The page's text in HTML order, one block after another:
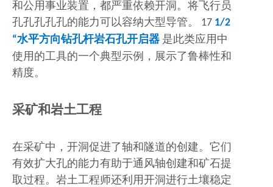
和公用事业装置，都严重依赖开洞。将飞行员
孔孔孔孔孔的能力可以容纳大型导管。 17 1/2
“水平方向钻孔杆岩石孔开启器 是此类应用中
使用的工具的一个典型示例，展示了鲁棒性和
精度。
采矿和岩土工程
在采矿中，开洞促进了轴和隧道的创建。它们
有效扩大孔的能力有助于通风轴创建和矿石提
取过程。岩土工程师还利用开洞进行土壤稳定